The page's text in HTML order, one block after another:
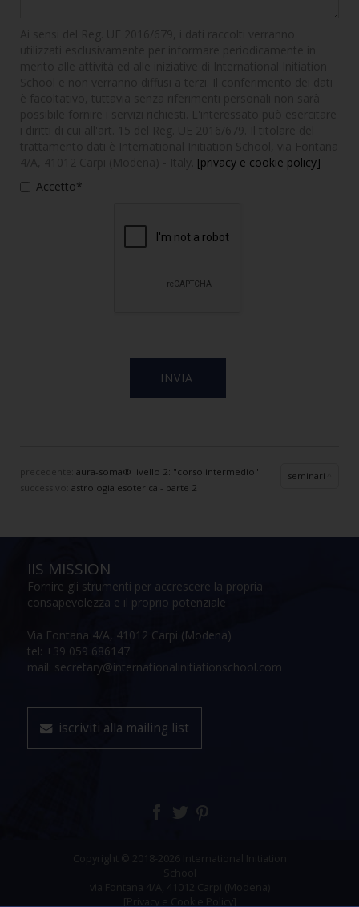
[privacy e cookie policy]
Accetto*
precedente: aura-soma® livello 2: "corso intermedio"
astrologia esoterica - parte 2
seminari
IIS MISSION
Fornire gli strumenti per accrescere la propria
consapevolezza e il proprio potenziale
Via Fontana 4/A, 41012 Carpi (Modena)
tel: +39 059 686147
mail: secretary@internationalinitiationschool.com
iscriviti alla mailing list
Copyright © 2018-2026 International Initiation
School
via Fontana 4/A, 41012 Carpi (Modena)
[Privacy e Cookie Policy]